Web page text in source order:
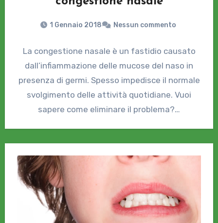
1 Gennaio 2018 Nessun commento
La congestione nasale è un fastidio causato
dall’infiammazione delle mucose del naso in
presenza di germi. Spesso impedisce il normale
svolgimento delle attività quotidiane. Vuoi
sapere come eliminare il problema?…